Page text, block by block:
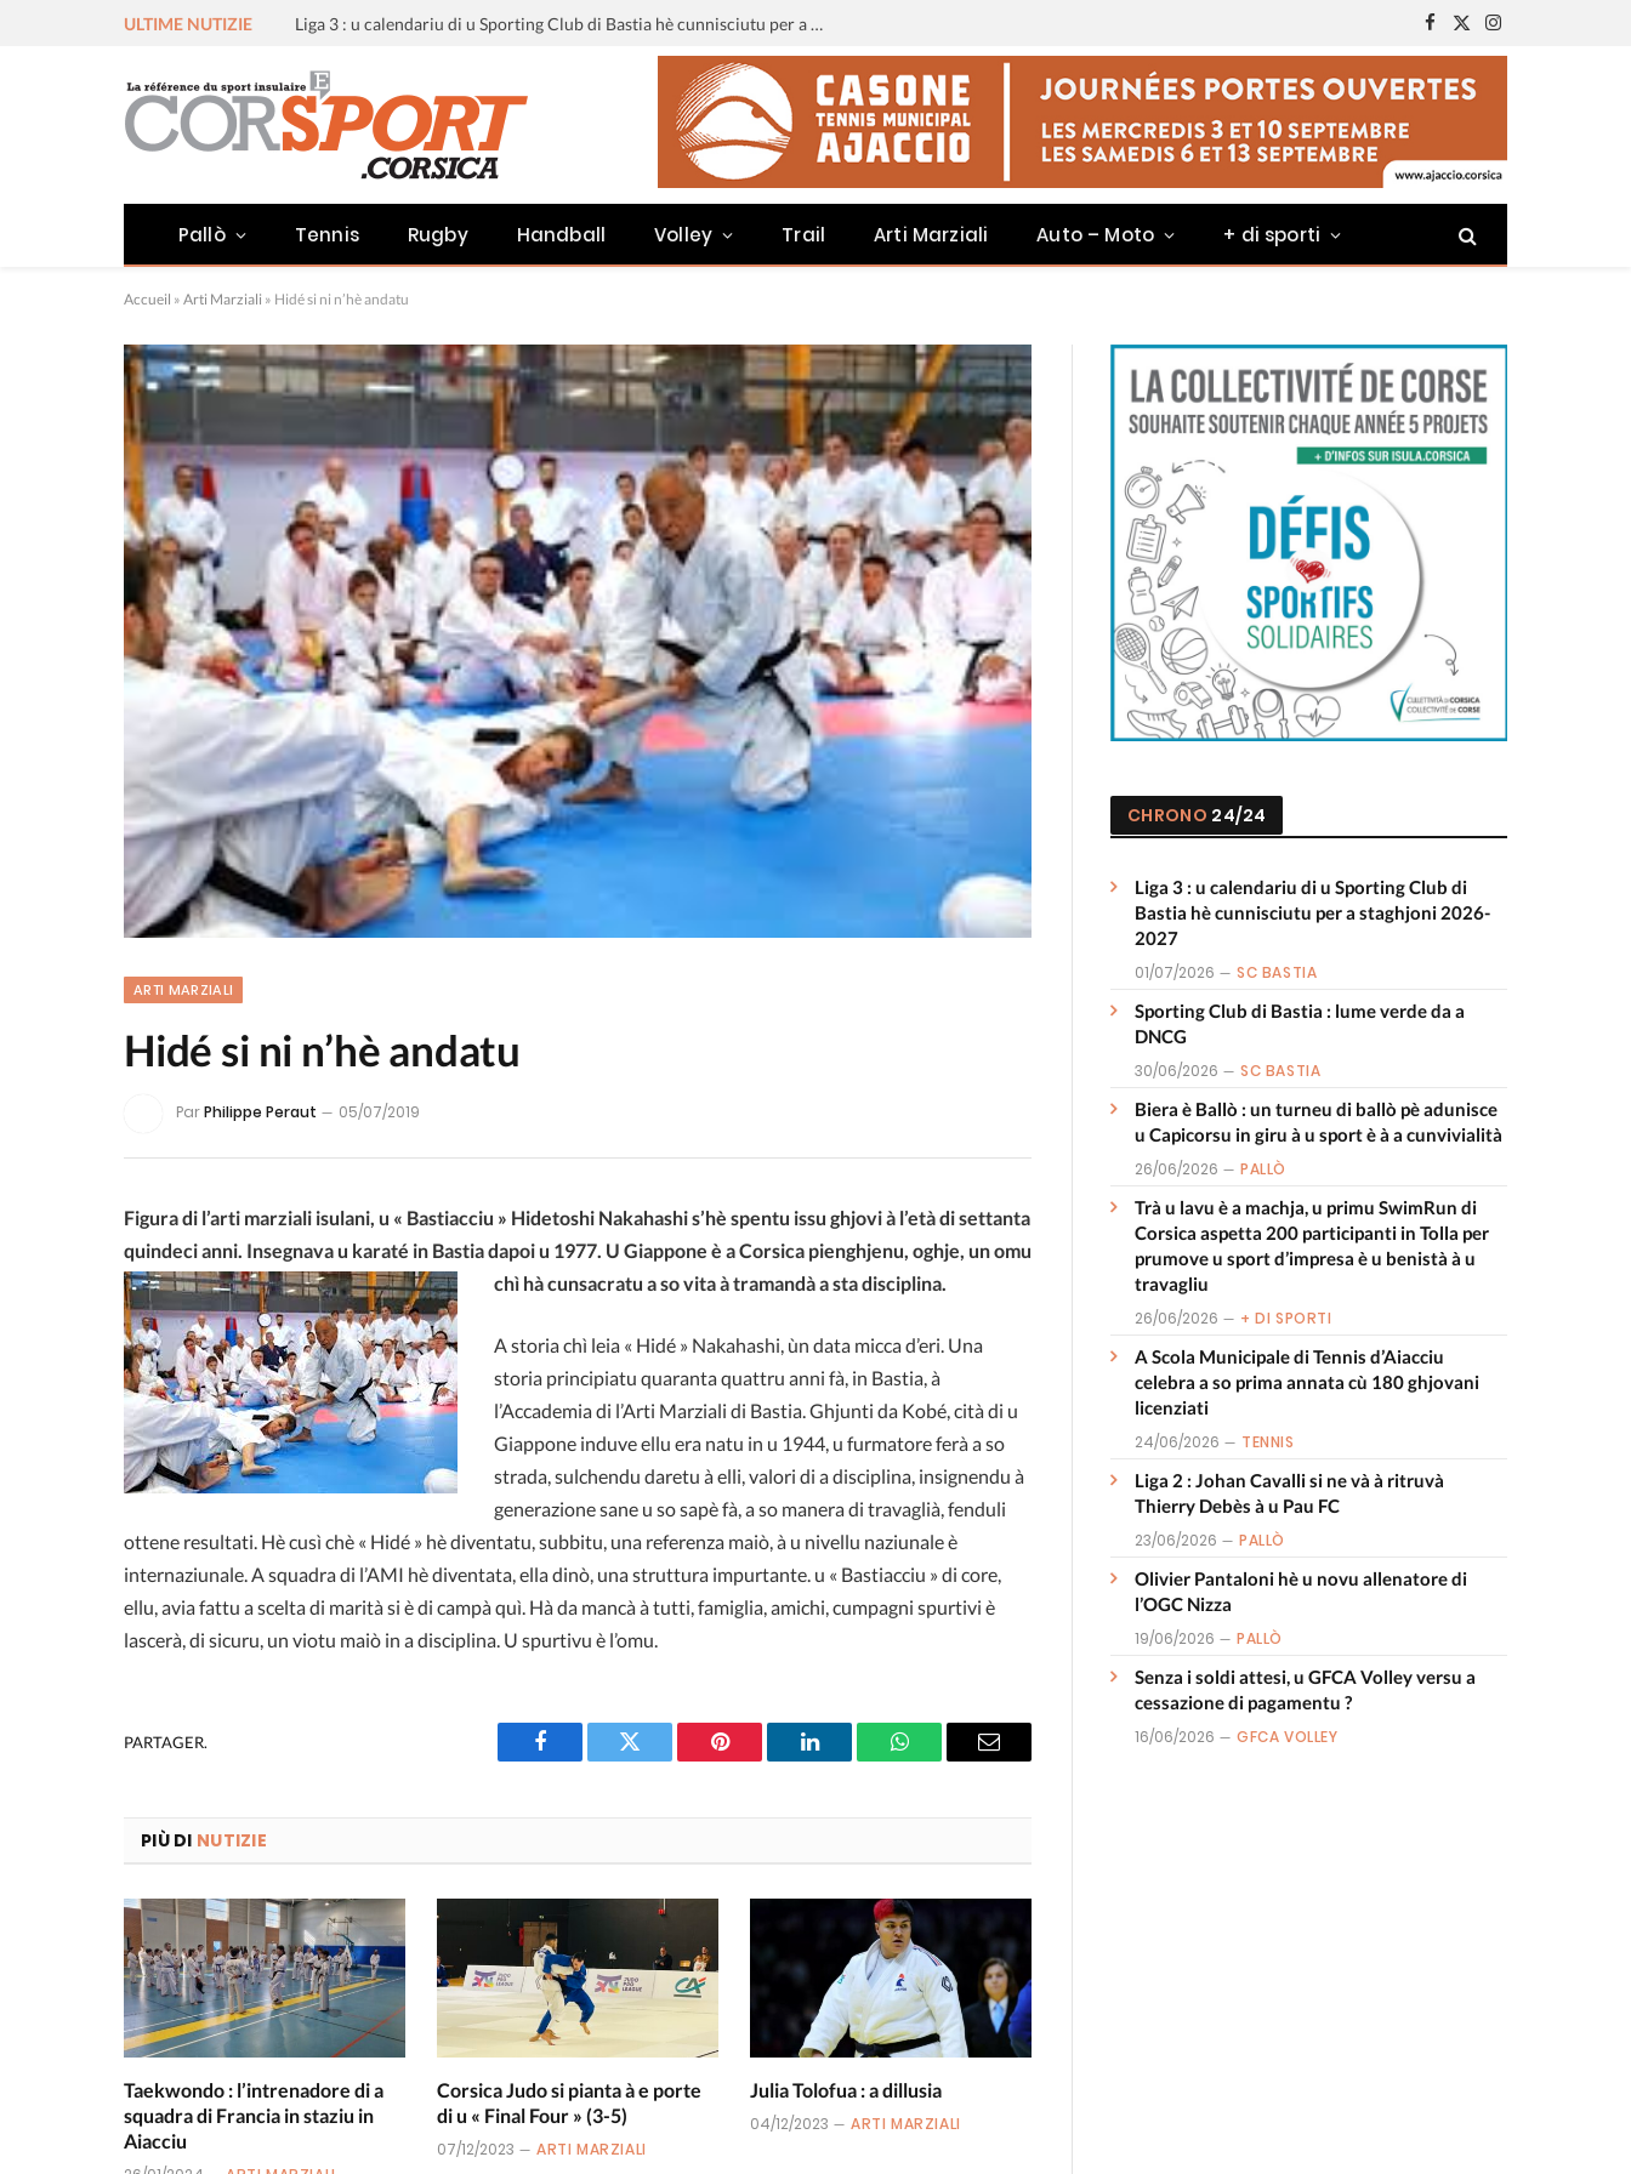
ULTIME NUTIZIE Liga 3 : u calendariu di u Sporting Club di Bastia hè cunnisciutu per a staghjoni 2026-2027
Facebook
X
(Twitter)
Instagram
Pallò Tennis Rugby Handball Volley Trail Arti Marziali Auto – Moto + di sporti
Accueil » Arti Marziali » Hidé si ni n’hè andatu
ARTI MARZIALI
Hidé si ni n’hè andatu
ParPhilippe Peraut 05/07/2019
Figura di l’arti marziali isulani, u « Bastiacciu » Hidetoshi Nakahashi s’hè spentu issu ghjovi à l’età di settanta
quindeci anni. Insegnava u karaté in Bastia dapoi u 1977. U Giappone è a Corsica pienghjenu, oghje, un omu
chì hà cunsacratu a so vita à tramandà a sta disciplina.
A storia chì leia « Hidé » Nakahashi, ùn data micca d’eri. Una
storia principiatu quaranta quattru anni fà, in Bastia, à
l’Accademia di l’Arti Marziali di Bastia. Ghjunti da Kobé, cità di u
Giappone induve ellu era natu in u 1944, u furmatore ferà a so
strada, sulchendu daretu à elli, valori di a disciplina, insignendu à
generazione sane u so sapè fà, a so manera di travaglià, fenduli
ottene resultati. Hè cusì chè « Hidé » hè diventatu, subbitu, una referenza maiò, à u nivellu naziunale è
internaziunale. A squadra di l’AMI hè diventata, ella dinò, una struttura impurtante. u « Bastiacciu » di core,
ellu, avia fattu a scelta di marità si è di campà quì. Hà da mancà à tutti, famiglia, amichi, cumpagni spurtivi è
lascerà, di sicuru, un viotu maiò in a disciplina. U spurtivu è l’omu.
PARTAGER.
Facebook Twitter Pinterest LinkedIn WhatsAppEmail
PIÙ DI NUTIZIE
Taekwondo : l’intrenadore di a
squadra di Francia in staziu in
Aiacciu
Corsica Judo si pianta à e porte
di u « Final Four » (3-5)
07/12/2023 ARTI MARZIALI
Julia Tolofua : a dillusia
04/12/2023 ARTI MARZIALI
CHRONO 24/24
Liga 3 : u calendariu di u Sporting Club di
Bastia hè cunnisciutu per a staghjoni 2026-
2027
01/07/2026 SC BASTIA
Sporting Club di Bastia : lume verde da a
DNCG
30/06/2026 SC BASTIA
Biera è Ballò : un turneu di ballò pè adunisce
u Capicorsu in giru à u sport è à a cunvivialità
26/06/2026 PALLÒ
Trà u lavu è a machja, u primu SwimRun di
Corsica aspetta 200 participanti in Tolla per
prumove u sport d’impresa è u benistà à u
travagliu
26/06/2026 + DI SPORTI
A Scola Municipale di Tennis d’Aiacciu
celebra a so prima annata cù 180 ghjovani
licenziati
24/06/2026 TENNIS
Liga 2 : Johan Cavalli si ne và à ritruvà
Thierry Debès à u Pau FC
23/06/2026 PALLÒ
Olivier Pantaloni hè u novu allenatore di
l’OGC Nizza
19/06/2026 PALLÒ
Senza i soldi attesi, u GFCA Volley versu a
cessazione di pagamentu ?
16/06/2026 GFCA VOLLEY